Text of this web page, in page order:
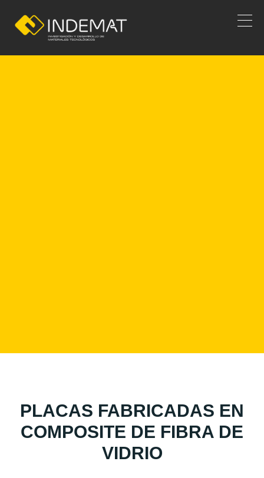
PLACAS EN PRFV
PLACAS FABRICADAS EN
COMPOSITE DE FIBRA DE
VIDRIO